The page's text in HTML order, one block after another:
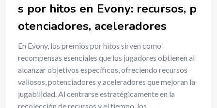
s por hitos en Evony: recursos, p
otenciadores, aceleradores
En Evony, los premios por hitos sirven como
recompensas esenciales que los jugadores obtienen al
alcanzar objetivos específicos, ofreciendo recursos
valiosos, potenciadores y aceleradores que mejoran la
jugabilidad. Al centrarse estratégicamente en la
recolección de recursos y el tiempo, los…